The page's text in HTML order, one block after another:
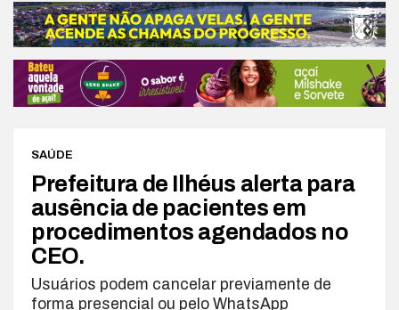
SAÚDE
Prefeitura de Ilhéus alerta para
ausência de pacientes em
procedimentos agendados no
CEO.
Usuários podem cancelar previamente de
forma presencial ou pelo WhatsApp